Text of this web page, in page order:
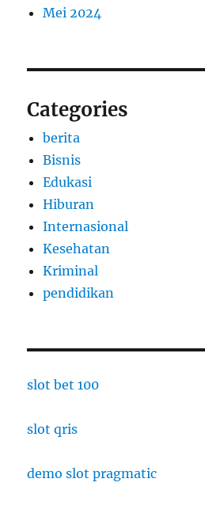
Mei 2024
Categories
berita
Bisnis
Edukasi
Hiburan
Internasional
Kesehatan
Kriminal
pendidikan
slot bet 100
slot qris
demo slot pragmatic